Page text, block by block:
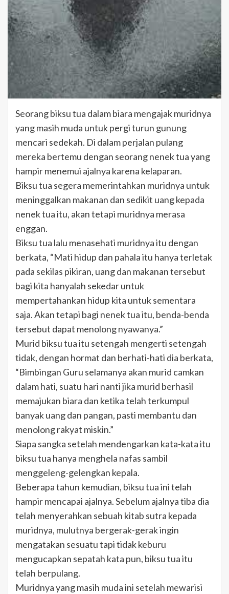
Seorang biksu tua dalam biara mengajak muridnya
yang masih muda untuk pergi turun gunung
mencari sedekah. Di dalam perjalan pulang
mereka bertemu dengan seorang nenek tua yang
hampir menemui ajalnya karena kelaparan.
Biksu tua segera memerintahkan muridnya untuk
meninggalkan makanan dan sedikit uang kepada
nenek tua itu, akan tetapi muridnya merasa
enggan.
Biksu tua lalu menasehati muridnya itu dengan
berkata, “Mati hidup dan pahala itu hanya terletak
pada sekilas pikiran, uang dan makanan tersebut
bagi kita hanyalah sekedar untuk
mempertahankan hidup kita untuk sementara
saja. Akan tetapi bagi nenek tua itu, benda-benda
tersebut dapat menolong nyawanya.”
Murid biksu tua itu setengah mengerti setengah
tidak, dengan hormat dan berhati-hati dia berkata,
“Bimbingan Guru selamanya akan murid camkan
dalam hati, suatu hari nanti jika murid berhasil
memajukan biara dan ketika telah terkumpul
banyak uang dan pangan, pasti membantu dan
menolong rakyat miskin.”
Siapa sangka setelah mendengarkan kata-kata itu
biksu tua hanya menghela nafas sambil
menggeleng-gelengkan kepala.
Beberapa tahun kemudian, biksu tua ini telah
hampir mencapai ajalnya. Sebelum ajalnya tiba dia
telah menyerahkan sebuah kitab sutra kepada
muridnya, mulutnya bergerak-gerak ingin
mengatakan sesuatu tapi tidak keburu
mengucapkan sepatah kata pun, biksu tua itu
telah berpulang.
Muridnya yang masih muda ini setelah mewarisi